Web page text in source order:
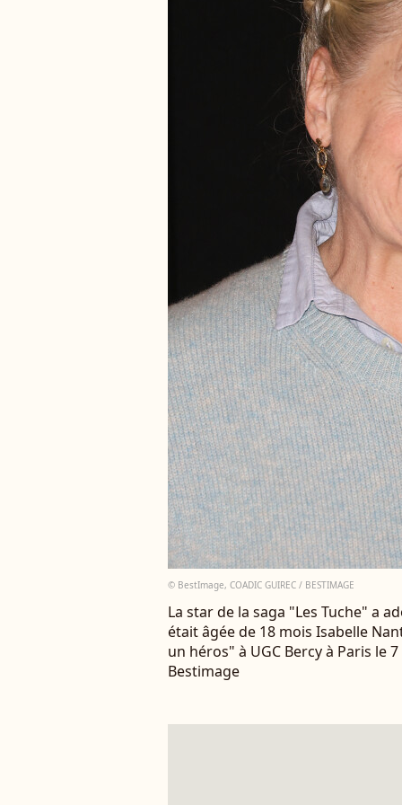
© BestImage, COADIC GUIREC / BESTIMAGE
La star de la saga "Les Tuche" a
était âgée de 18 mois Isabelle
un héros" à UGC Bercy à Paris le
Bestimage